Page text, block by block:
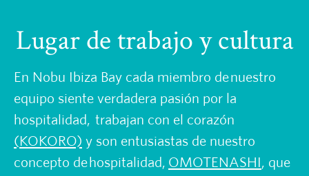
Lugar de trabajo y cultura
En Nobu Ibiza Bay cada miembro de nuestro
equipo siente verdadera pasión por la
hospitalidad, trabajan con el corazón
(KOKORO) y son entusiastas de nuestro
concepto de hospitalidad, OMOTENASHI , que